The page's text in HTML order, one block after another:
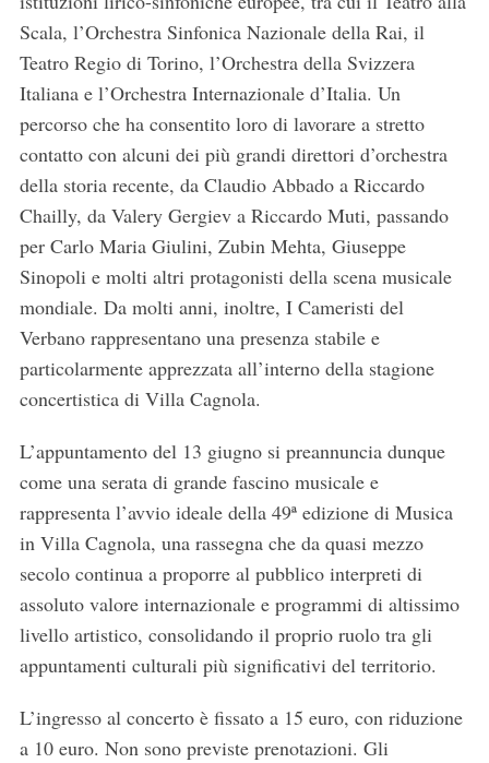
Scala, l’Orchestra Sinfonica Nazionale della Rai, il
Teatro Regio di Torino, l’Orchestra della Svizzera
Italiana e l’Orchestra Internazionale d’Italia. Un
percorso che ha consentito loro di lavorare a stretto
contatto con alcuni dei più grandi direttori d’orchestra
della storia recente, da Claudio Abbado a Riccardo
Chailly, da Valery Gergiev a Riccardo Muti, passando
per Carlo Maria Giulini, Zubin Mehta, Giuseppe
Sinopoli e molti altri protagonisti della scena musicale
mondiale. Da molti anni, inoltre, I Cameristi del
Verbano rappresentano una presenza stabile e
particolarmente apprezzata all’interno della stagione
concertistica di Villa Cagnola.
L’appuntamento del 13 giugno si preannuncia dunque
come una serata di grande fascino musicale e
rappresenta l’avvio ideale della 49ª edizione di Musica
in Villa Cagnola, una rassegna che da quasi mezzo
secolo continua a proporre al pubblico interpreti di
assoluto valore internazionale e programmi di altissimo
livello artistico, consolidando il proprio ruolo tra gli
appuntamenti culturali più significativi del territorio.
L’ingresso al concerto è fissato a 15 euro, con riduzione
a 10 euro. Non sono previste prenotazioni. Gli